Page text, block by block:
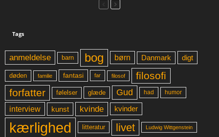
Tags
anmeldelse barn bog børn Danmark digt
døden familie fantasi far filosof
filosofi
forfatter
følelser glæde Gud had humor
interview kunst kvinde kvinder
kærlighed litteratur livet Ludwig Wittgenstein